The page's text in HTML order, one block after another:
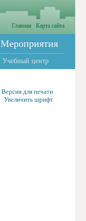
Главная Карта сайта
Мероприятия
Учебный центр
Версия для печати
Увеличить шрифт